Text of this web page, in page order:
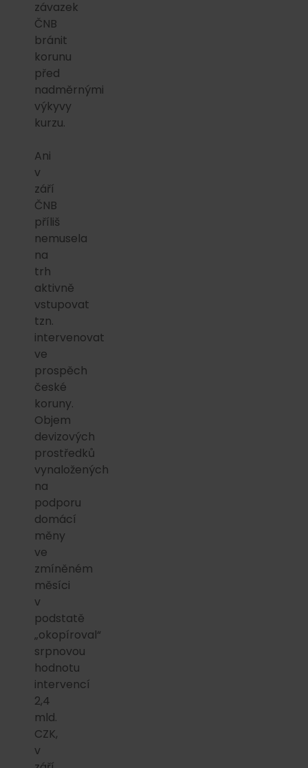
závazek
ČNB
bránit
korunu
před
nadměrnými
výkyvy
kurzu.
Ani
v
září
ČNB
příliš
nemusela
na
trh
aktivně
vstupovat
tzn.
intervenovat
ve
prospěch
české
koruny.
Objem
devizových
prostředků
vynaložených
na
podporu
domácí
měny
ve
zmíněném
měsíci
v
podstatě
„okopíroval“
srpnovou
hodnotu
intervencí
2,4
mld.
CZK,
v